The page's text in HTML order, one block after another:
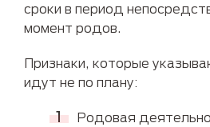
сроки в период
момент родов.
Признаки, которые
идут не по плану:
Родовая